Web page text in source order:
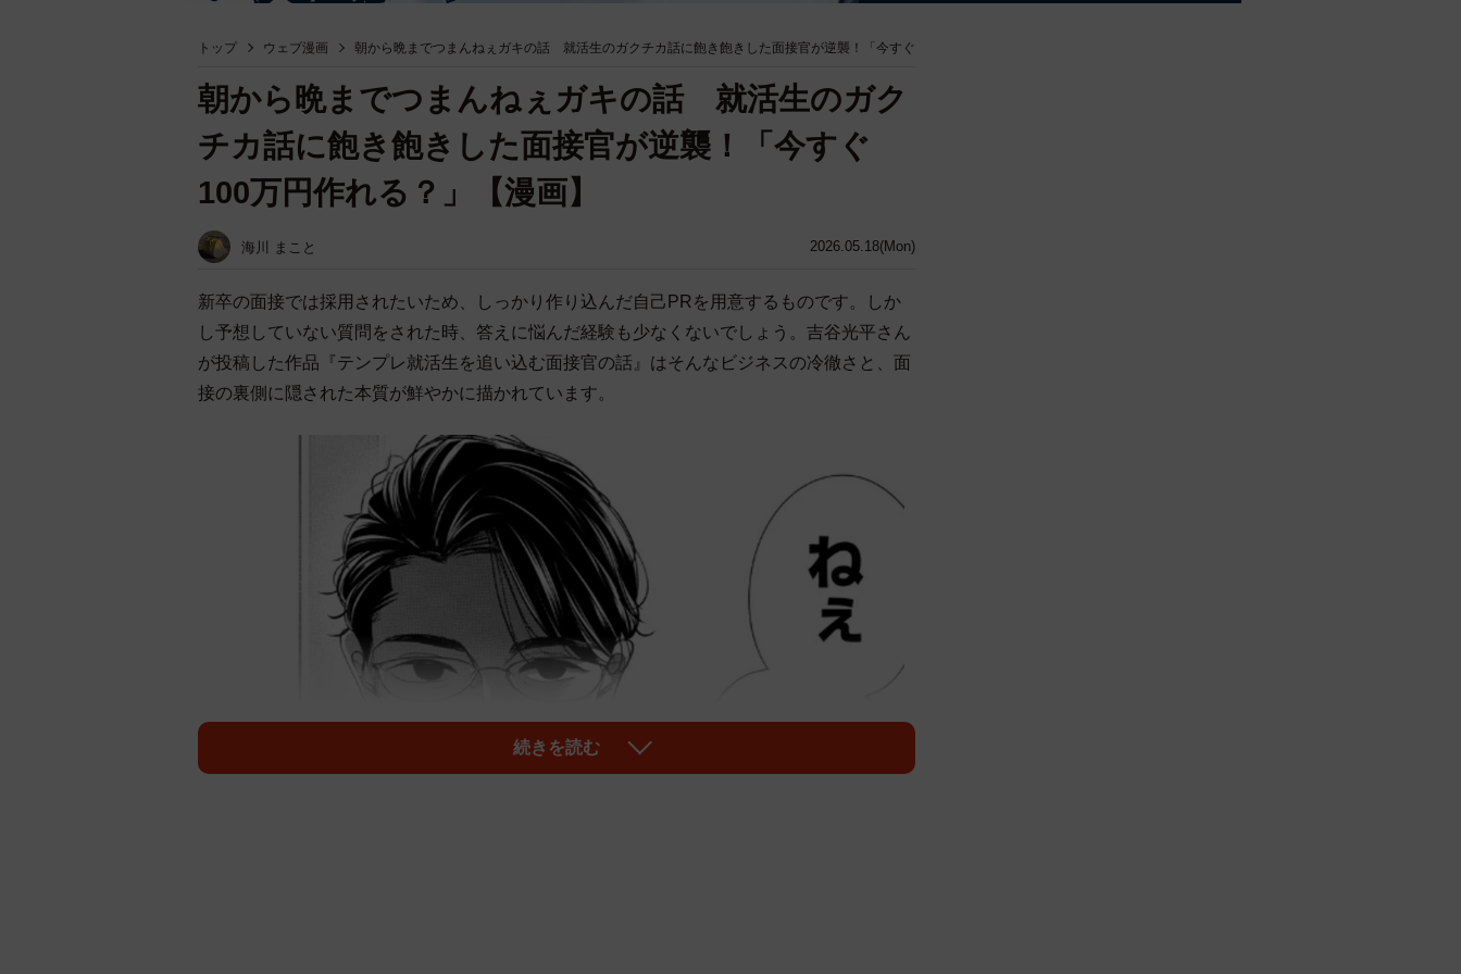
トップ ウェブ漫画 朝から晩までつまんねぇガキの話 就活生のガクチカ話に飽き飽きした面接官が逆襲！「今すぐ
2026.05.18(Mon)
朝から晩までつまんねぇガキの話 就活生のガク
チカ話に飽き飽きした面接官が逆襲！「今すぐ
100万円作れる？」【漫画】
海川 まこと
新卒の面接では採用されたいため、しっかり作り込んだ自己PRを用意するものです。しか
し予想していない質問をされた時、答えに悩んだ経験も少なくないでしょう。吉谷光平さん
が投稿した作品『テンプレ就活生を追い込む面接官の話』はそんなビジネスの冷徹さと、面
接の裏側に隠された本質が鮮やかに描かれています。
続きを読む